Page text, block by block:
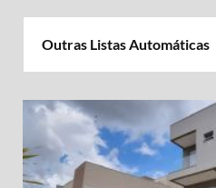
Outras Listas Automáticas